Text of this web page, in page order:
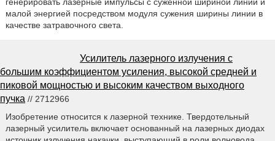
малой энергией посредством модуля сужения ширины линии в
качестве затравочного света.
Усилитель лазерного излучения с
большим коэффициентом усиления, высокой средней и
пиковой мощностью и высоким качеством выходного
пучка // 2712966
Изобретение относится к лазерной технике. Твердотельный
лазерный усилитель включает основанный на лазерных диодах